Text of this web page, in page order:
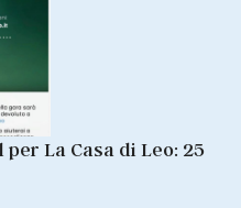
La Casa di Leo: 25